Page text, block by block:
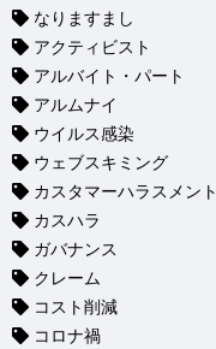
なりますまし
アクティビスト
アルバイト・パート
アルムナイ
ウイルス感染
ウェブスキミング
カスタマーハラスメント
カスハラ
ガバナンス
クレーム
コスト削減
コロナ禍